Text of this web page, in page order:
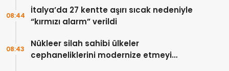
İtalya’da 27 kentte aşırı sıcak nedeniyle
“kırmızı alarm” verildi
08:44
Nükleer silah sahibi ülkeler
cephaneliklerini modernize etmeyi
08:43